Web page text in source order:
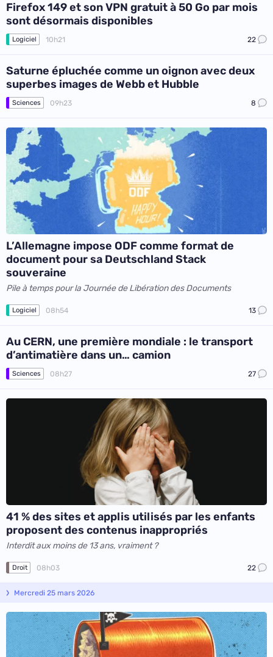
Firefox 149 et son VPN gratuit à 50 Go par mois
sont désormais disponibles
Logiciel 10h21 22
Saturne épluchée comme un oignon avec deux
superbes images de Webb et Hubble
Sciences 09h23 8
L’Allemagne impose ODF comme format de
document pour sa Deutschland Stack
souveraine
Pile à temps pour la Journée de Libération des Documents
Logiciel 08h54 13
Au CERN, une première mondiale : le transport
d’antimatière dans un… camion
Sciences 08h27 27
41 % des sites et applis utilisés par les enfants
proposent des contenus inappropriés
Interdit aux moins de 13 ans, vraiment ?
Droit 08h03 22
Mercredi 25 mars 2026